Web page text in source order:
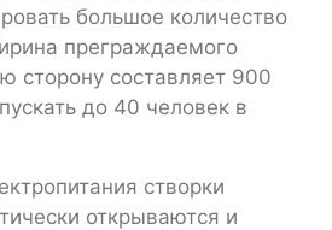
большое количество
преграждаемого
сторону составляет 900
до 40 человек в
створки
открываются и